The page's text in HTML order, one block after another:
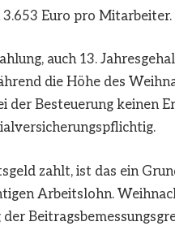
Euro pro Mitarbeiter.
auch 13.
die Höhe des
der Besteuerung keinen
zahlt, ist das ein
Arbeitslohn.